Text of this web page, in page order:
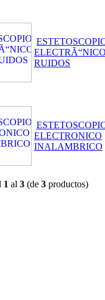
RUIDOS
ELECTRONICO
INALAMBRICO
1 al 3 (de 3 productos)